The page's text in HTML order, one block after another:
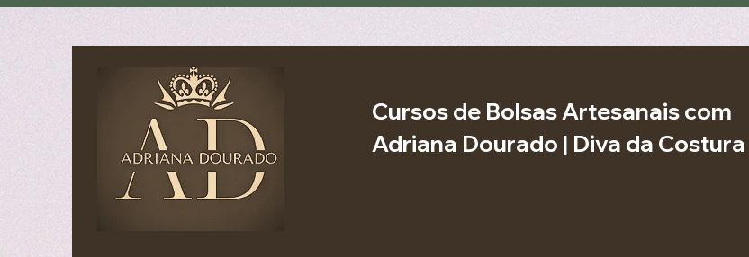
Cursos de Bolsas Artesanais com
Adriana Dourado | Diva da Costura